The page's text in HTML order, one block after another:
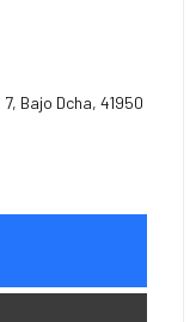
Bajo Dcha, 41950